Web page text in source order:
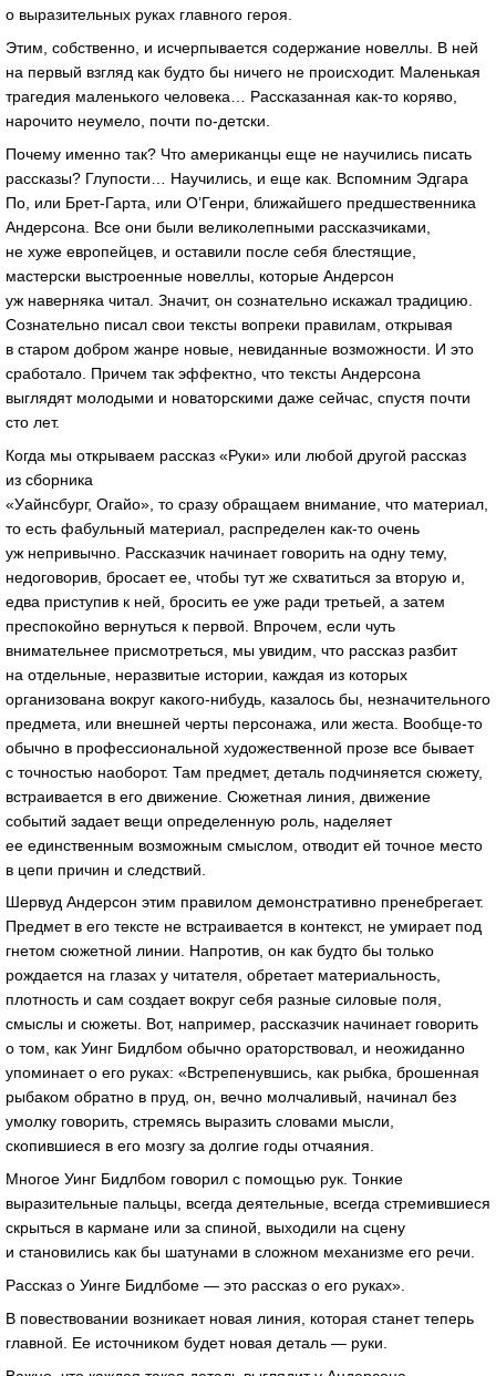
о выразительных руках главного героя.
Этим, собственно, и исчерпывается содержание новеллы. В ней
на первый взгляд как будто бы ничего не происходит. Маленькая
трагедия маленького человека… Рассказанная как-то коряво,
нарочито неумело, почти по-детски
Почему именно так? Что американцы еще не научились писать
рассказы? Глупости… Научились, и еще как. Вспомним Эдгара
По, или Брет-Гарта , или О’Генри, ближайшего предшественника
Андерсона. Все они были великолепными рассказчиками,
не хуже европейцев, и оставили после себя блестящие,
мастерски выстроенные новеллы, которые Андерсон
уж наверняка читал. Значит, он сознательно искажал традицию.
Сознательно писал свои тексты вопреки правилам, открывая
в старом добром жанре новые, невиданные возможности. И это
сработало. Причем так эффектно, что тексты Андерсона
выглядят молодыми и новаторскими даже сейчас, спустя почти
сто лет.
Когда мы открываем рассказ «Руки» или любой другой рассказ
из сборника
«Уайнсбург, Огайо», то сразу обращаем внимание, что материал,
то есть фабульный материал, распределен как-то очень
уж непривычно. Рассказчик начинает говорить на одну тему,
недоговорив, бросает ее, чтобы тут же схватиться за вторую и,
едва приступив к ней, бросить ее уже ради третьей, а затем
преспокойно вернуться к первой. Впрочем, если чуть
внимательнее присмотреться, мы увидим, что рассказ разбит
на отдельные, неразвитые истории, каждая из которых
организована вокруг какого-нибудь , казалось бы, незначительного
предмета, или внешней черты персонажа, или жеста. Вообще-то
обычно в профессиональной художественной прозе все бывает
с точностью наоборот. Там предмет, деталь подчиняется сюжету,
встраивается в его движение. Сюжетная линия, движение
событий задает вещи определенную роль, наделяет
ее единственным возможным смыслом, отводит ей точное место
в цепи причин и следствий.
Шервуд Андерсон этим правилом демонстративно пренебрегает.
Предмет в его тексте не встраивается в контекст, не умирает под
гнетом сюжетной линии. Напротив, он как будто бы только
рождается на глазах у читателя, обретает материальность,
плотность и сам создает вокруг себя разные силовые поля,
смыслы и сюжеты. Вот, например, рассказчик начинает говорить
о том, как Уинг Бидлбом обычно ораторствовал, и неожиданно
упоминает о его руках: «Встрепенувшись, как рыбка, брошенная
рыбаком обратно в пруд, он, вечно молчаливый, начинал без
умолку говорить, стремясь выразить словами мысли,
скопившиеся в его мозгу за долгие годы отчаяния.
Многое Уинг Бидлбом говорил с помощью рук. Тонкие
выразительные пальцы, всегда деятельные, всегда стремившиеся
скрыться в кармане или за спиной, выходили на сцену
и становились как бы шатунами в сложном механизме его речи.
Рассказ о Уинге Бидлбоме — это рассказ о его руках».
В повествовании возникает новая линия, которая станет теперь
главной. Ее источником будет новая деталь — руки.